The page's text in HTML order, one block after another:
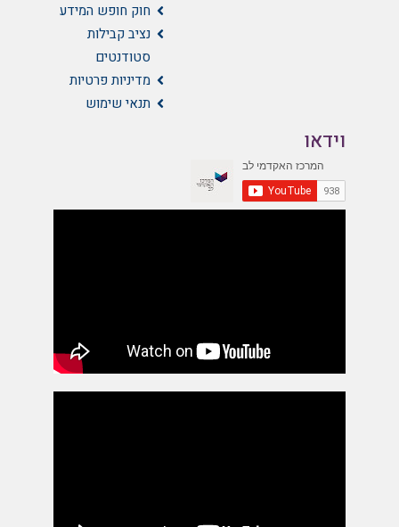
חוק חופש המידע
נציב קבילות
סטודנטים
מדיניות פרטיות
תנאי שימוש
וידאו